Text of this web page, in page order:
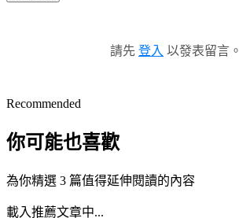
請先 登入 以發表留言。
Recommended
你可能也喜歡
為你精選 3 篇值得延伸閱讀的內容
載入推薦文章中...